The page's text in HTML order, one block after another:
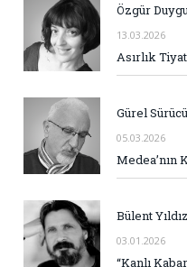
Özgür
13.03.2026
Asırlık
Gürel Sürücü
05.03.2026
Medea’nın
Bülent Yıldız
03.01.2026
“Kanlı